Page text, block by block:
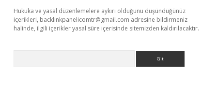
Hukuka ve yasal düzenlemelere aykırı olduğunu düşündüğünüz
içerikleri, backlinkpanelicomtr@gmail.com adresine bildirmeniz
halinde, ilgili içerikler yasal süre içerisinde sitemizden kaldırılacaktır.